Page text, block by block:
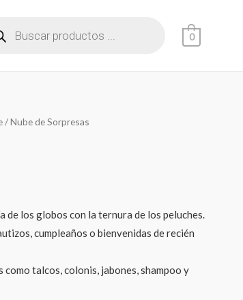
0
/ Nube de Sorpresas
de los globos con la ternura de los peluches.
cumpleaños o bienvenidas de recién
talcos, colonis, jabones, shampoo y